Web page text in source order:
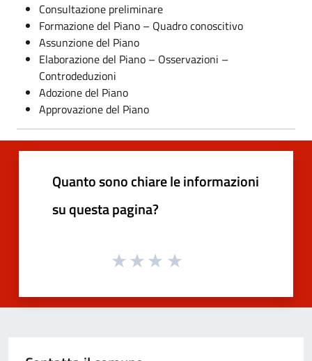
Consultazione preliminare
Formazione del Piano – Quadro conoscitivo
Assunzione del Piano
Elaborazione del Piano – Osservazioni –
Controdeduzioni
Adozione del Piano
Approvazione del Piano
Quanto sono chiare le informazioni
su questa pagina?